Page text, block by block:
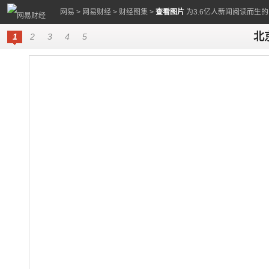
网易 > 网易财经 > 财经图集 > 查看图片 为3.6亿人新闻阅读而生
1 2 3 4 5 北